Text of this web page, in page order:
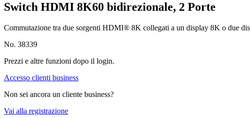
Switch HDMI 8K60 bidirezionale, 2 Porte
Commutazione tra due sorgenti HDMI® 8K collegati a un display 8K o due
No. 38339
Prezzi e altre funzioni dopo il login.
Accesso clienti business
Non sei ancora un cliente business?
Vai alla registrazione